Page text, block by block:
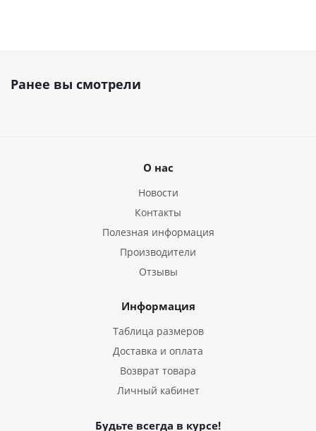
Ранее вы смотрели
О нас
Новости
Контакты
Полезная информация
Производители
Отзывы
Информация
Таблица размеров
Доставка и оплата
Возврат товара
Личный кабинет
Будьте всегда в курсе!